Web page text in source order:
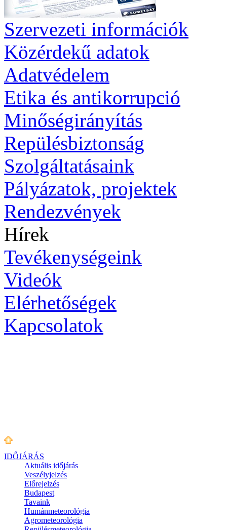
Szervezeti információk
Közérdekű adatok
Adatvédelem
Etika és antikorrupció
Minőségirányítás
Repülésbiztonság
Szolgáltatásaink
Pályázatok, projektek
Rendezvények
Hírek
Tevékenységeink
Videók
Elérhetőségek
Kapcsolatok
IDŐJÁRÁS
Aktuális időjárás
Veszélyjelzés
Előrejelzés
Budapest
Tavaink
Humánmeteorológia
Agrometeorológia